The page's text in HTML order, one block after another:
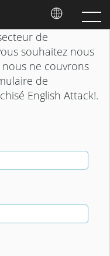
de
souhaitez nous
ne couvrons
de
English Attack!.